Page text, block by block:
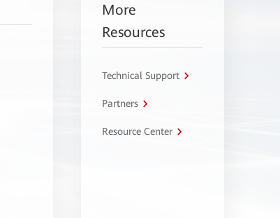
More
Resources
Technical Support
Partners
Resource Center